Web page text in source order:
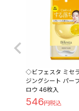
◇ビフェスタ ミセ
ジングシート パー
ロウ 46枚入
546